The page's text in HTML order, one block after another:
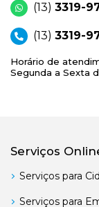
(13) 3319-
(13) 3319-
Horário de
Segunda a Sexta
Serviços
Serviços para
Serviços para